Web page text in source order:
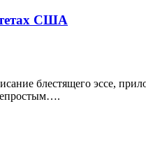
США
блестящего эссе,